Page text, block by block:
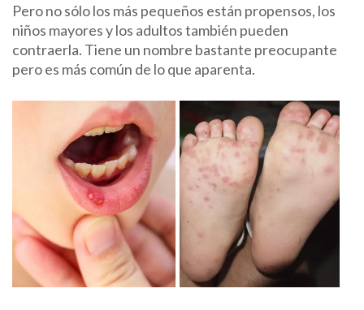
Pero no sólo los más pequeños están propensos, los
niños mayores y los adultos también pueden
contraerla. Tiene un nombre bastante preocupante
pero es más común de lo que aparenta.